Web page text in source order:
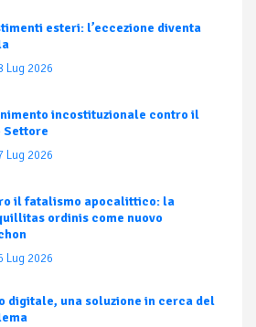
esteri: l’eccezione diventa
Lug 2026
incostituzionale contro il
Settore
Lug 2026
il fatalismo apocalittico: la
ordinis come nuovo
Lug 2026
digitale, una soluzione in cerca del